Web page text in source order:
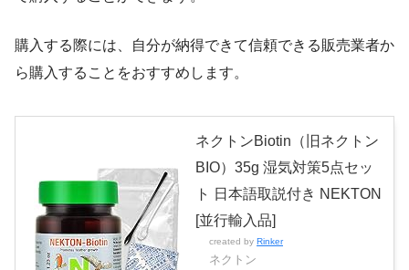
購入する際には、自分が納得できて信頼できる販売業者か
ら購入することをおすすめします。
ネクトンBiotin（旧ネクトン
BIO）35g 湿気対策5点セッ
ト 日本語取説付き NEKTON
[並行輸入品]
created by Rinker
ネクトン